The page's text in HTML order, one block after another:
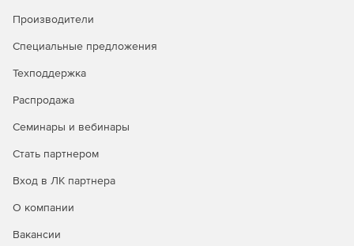
Производители
Специальные предложения
Техподдержка
Распродажа
Семинары и вебинары
Стать партнером
Вход в ЛК партнера
О компании
Вакансии